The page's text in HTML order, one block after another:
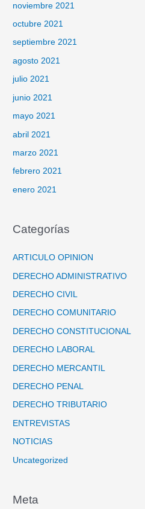
noviembre 2021
octubre 2021
septiembre 2021
agosto 2021
julio 2021
junio 2021
mayo 2021
abril 2021
marzo 2021
febrero 2021
enero 2021
Categorías
ARTICULO OPINION
DERECHO ADMINISTRATIVO
DERECHO CIVIL
DERECHO COMUNITARIO
DERECHO CONSTITUCIONAL
DERECHO LABORAL
DERECHO MERCANTIL
DERECHO PENAL
DERECHO TRIBUTARIO
ENTREVISTAS
NOTICIAS
Uncategorized
Meta